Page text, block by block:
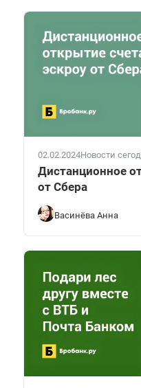
02.02.2024Новости
Дистанционное
от Сбера
Васинёва Анна